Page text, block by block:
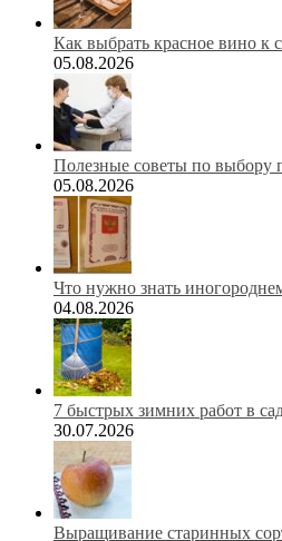
Как выбрать красное вино к
05.08.2026
Полезные советы по выбору
05.08.2026
Что нужно знать
04.08.2026
7 быстрых зимних работ в
30.07.2026
Выращивание старинных